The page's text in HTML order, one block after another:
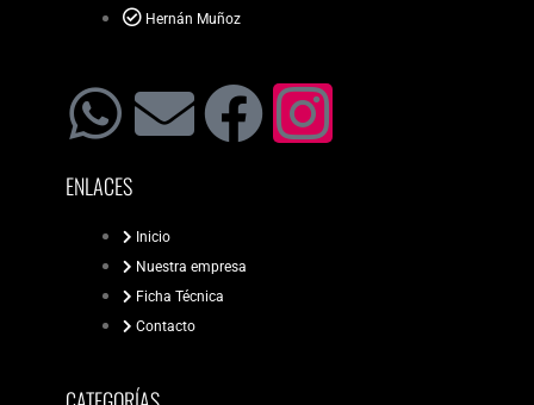
Hernán Muñoz
ENLACES
Inicio
Nuestra empresa
Ficha Técnica
Contacto